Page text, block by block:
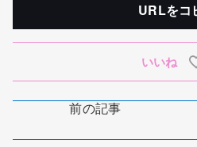
URLをコ
いいね
前の記事